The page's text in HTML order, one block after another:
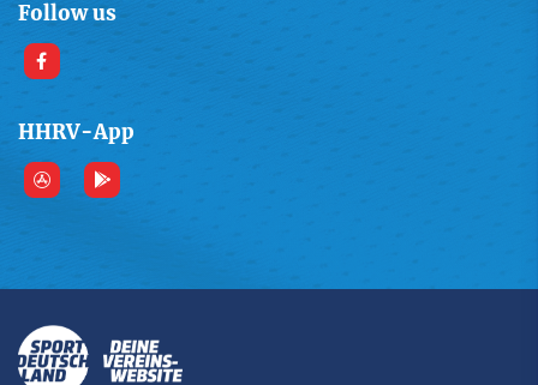
Follow us
HHRV-App